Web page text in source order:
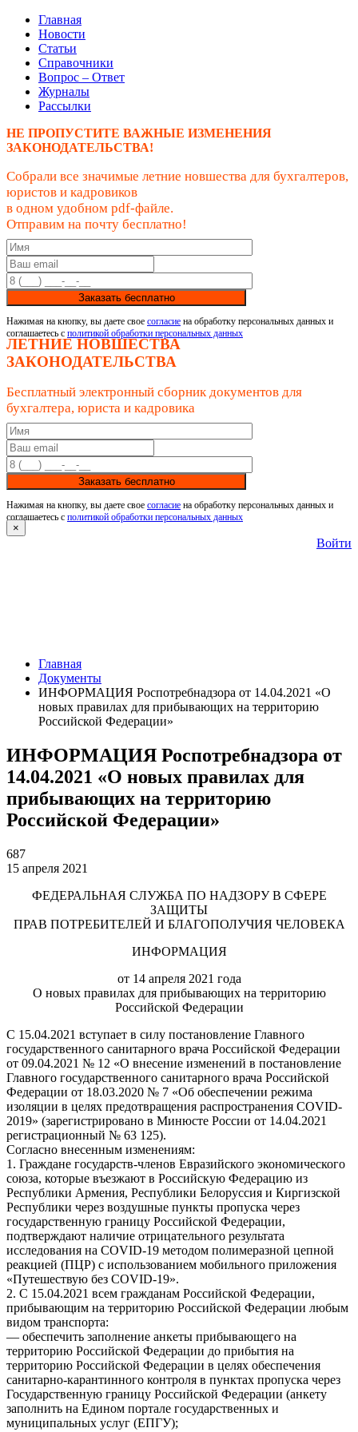
Главная
Новости
Статьи
Справочники
Вопрос – Ответ
Журналы
Рассылки
НЕ ПРОПУСТИТЕ ВАЖНЫЕ ИЗМЕНЕНИЯ
ЗАКОНОДАТЕЛЬСТВА!
Собрали все значимые летние новшества для бухгалтеров,
юристов и кадровиков
в одном удобном pdf-файле.
Отправим на почту бесплатно!
Заказать бесплатно
Нажимая на кнопку, вы даете свое согласие на обработку персональных данных и
соглашаетесь с политикой обработки персональных данных
ЛЕТНИЕ НОВШЕСТВА
ЗАКОНОДАТЕЛЬСТВА
Бесплатный электронный сборник документов для
бухгалтера, юриста и кадровика
Заказать бесплатно
Нажимая на кнопку, вы даете свое согласие на обработку персональных данных и
соглашаетесь с политикой обработки персональных данных
×
Войти
Главная
Документы
ИНФОРМАЦИЯ Роспотребнадзора от 14.04.2021 «О
новых правилах для прибывающих на территорию
Российской Федерации»
ИНФОРМАЦИЯ Роспотребнадзора от
14.04.2021 «О новых правилах для
прибывающих на территорию
Российской Федерации»
687
15 апреля 2021
ФЕДЕРАЛЬНАЯ СЛУЖБА ПО НАДЗОРУ В СФЕРЕ
ЗАЩИТЫ
ПРАВ ПОТРЕБИТЕЛЕЙ И БЛАГОПОЛУЧИЯ ЧЕЛОВЕКА
ИНФОРМАЦИЯ
от 14 апреля 2021 года
О новых правилах для прибывающих на территорию
Российской Федерации
С 15.04.2021 вступает в силу постановление Главного
государственного санитарного врача Российской Федерации
от 09.04.2021 № 12 «О внесение изменений в постановление
Главного государственного санитарного врача Российской
Федерации от 18.03.2020 № 7 «Об обеспечении режима
изоляции в целях предотвращения распространения COVID-
2019» (зарегистрировано в Минюсте России от 14.04.2021
регистрационный № 63 125).
Согласно внесенным изменениям:
1. Граждане государств-членов Евразийского экономического
союза, которые въезжают в Российскую Федерацию из
Республики Армения, Республики Белоруссия и Киргизской
Республики через воздушные пункты пропуска через
государственную границу Российской Федерации,
подтверждают наличие отрицательного результата
исследования на COVID-19 методом полимеразной цепной
реакцией (ПЦР) с использованием мобильного приложения
«Путешествую без COVID-19».
2. С 15.04.2021 всем гражданам Российской Федерации,
прибывающим на территорию Российской Федерации любым
видом транспорта:
— обеспечить заполнение анкеты прибывающего на
территорию Российской Федерации до прибытия на
территорию Российской Федерации в целях обеспечения
санитарно-карантинного контроля в пунктах пропуска через
Государственную границу Российской Федерации (анкету
заполнить на Едином портале государственных и
муниципальных услуг (ЕПГУ);